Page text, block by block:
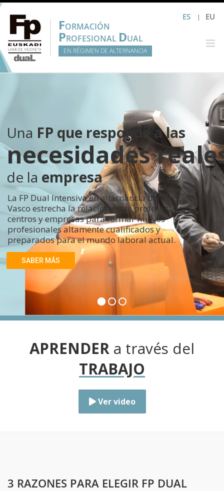
Saltar
contenido
ES EU
FORMACIÓN
PROFESIONAL DUAL
EN RÉGIMEN DE ALTERNANCIA
Una FP que responde a las
necesidades
de la empresa
La FP Dual Intensiva en alternancia del País
Vasco estrecha la relación entre profesorado,
centros y empresas para formar nuevos
profesionales altamente cualificados y
preparados para el mundo laboral actual.
SABER MÁS
APRENDER a través del
TRABAJO
Ver video
3 RAZONES PARA ELEGIR FP DUAL